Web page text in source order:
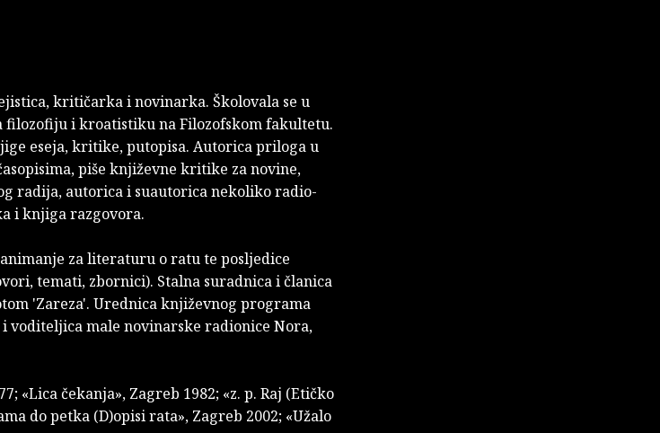
kritičarka i novinarka. Školovala se u
i kroatistiku na Filozofskom fakultetu.
eseja, kritike, putopisa. Autorica priloga u
piše književne kritike za novine,
radija, autorica i suautorica nekoliko radio-
i knjiga razgovora.
za literaturu o ratu te posljedice
temati, zbornici). Stalna suradnica i članica
'Zareza'. Urednica književnog programa
voditeljica male novinarske radionice Nora,
«Lica čekanja», Zagreb 1982; «z. p. Raj (Etičko
do petka (D)opisi rata», Zagreb 2002; «Užalo